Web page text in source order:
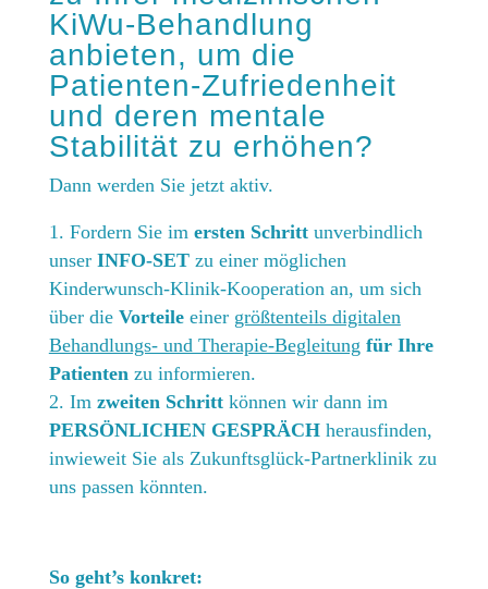
KiWu-Behandlung
anbieten, um die
Patienten-Zufriedenheit
und deren mentale
Stabilität zu erhöhen?
Dann werden Sie jetzt aktiv.
Fordern Sie im ersten Schrittunverbindlich
unser INFO-SETzu einer möglichen
Kinderwunsch-Klinik-Kooperation an, um sich
über die Vorteileeiner größtenteils digitalen
Behandlungs- und Therapie-Begleitung für Ihre
Patientenzu informieren.
Im zweiten Schrittkönnen wir dann im
PERSÖNLICHEN GESPRÄCHherausfinden,
inwieweit Sie als Zukunftsglück-Partnerklinik zu
uns passen könnten.
So geht’s konkret: